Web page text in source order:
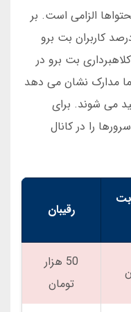
الزامی است. بر
نظرسنجی مارس 2025، 89 درصد کاربران بت برو
بت برو در
مدارک نشان می دهد
می شوند. برای
را در کانال
بت
رقیبان
50 هزار
تومان